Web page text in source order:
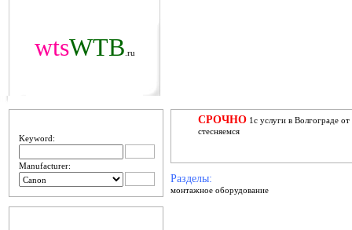
wtsWTB .ru
Keyword:
Manufacturer:
СРОЧНО 1с услуги в Волгограде
стесняемся
Разделы:
монтажное оборудование